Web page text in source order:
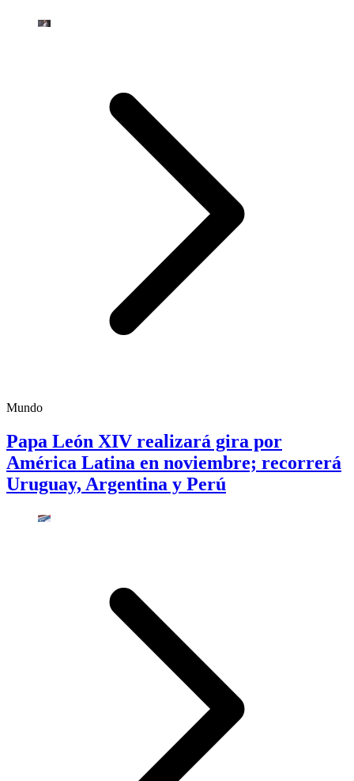
Mundo
Papa León XIV realizará gira por
América Latina en noviembre; recorrerá
Uruguay, Argentina y Perú